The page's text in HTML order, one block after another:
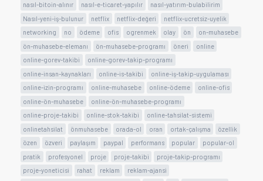
nasıl-bitoin-alınır
nasıl-e-ticaret-yapılır
nasıl-yatırım-bulabilirim
Nasıl-yeni-iş-bulunur
netflix netflix-değeri
netflix-ucretsiz-uyelik
networking
no ödeme ofis ogrenmek olay ön
on-muhasebe
ön-muhasebe-elemanı
ön-muhasebe-programı öneri
online
online-gorev-takibi
online-gorev-takip-programı
online-insan-kaynakları
online-is-takibi
online-iş-takip-uygulaması
online-izin-programı
online-muhasebe online-ödeme
online-ofis
online-ön-muhasebe
online-ön-muhasebe-programı
online-proje-takibi
online-stok-takibi
online-tahsilat-sistemi
onlinetahsilat
önmuhasebe orada-ol oran ortak-çalışma
özellik
özen
özveri paylaşım paypal performans popular
popular-ol
pratik
profesyonel proje proje-takibi
proje-takip-programı
proje-yoneticisi
rahat reklam
reklam-ajansi